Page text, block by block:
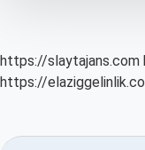
https://slaytajans.com
https://